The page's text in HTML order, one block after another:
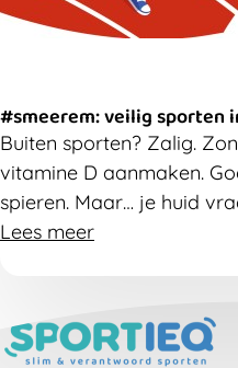
#smeerem: veilig sporten
Buiten sporten? Zalig.
vitamine D aanmaken.
spieren. Maar… je huid
handige flyers en
Lees meer